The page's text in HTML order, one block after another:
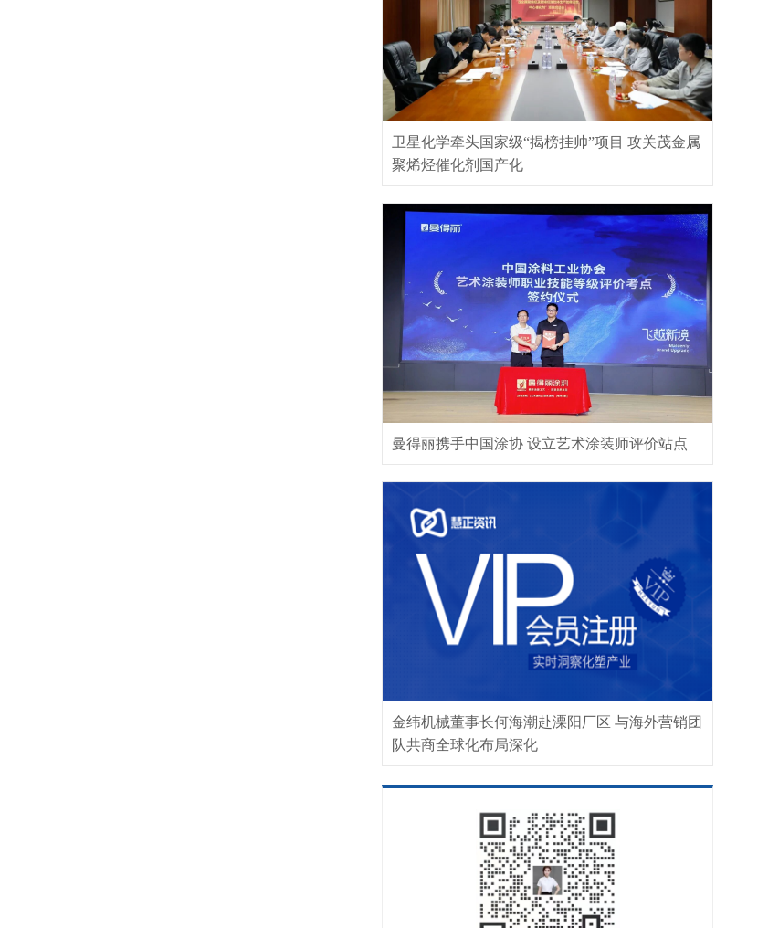
卫星化学牵头国家级“揭榜挂帅”项目 攻关茂金属
聚烯烃催化剂国产化
曼得丽携手中国涂协 设立艺术涂装师评价站点
金纬机械董事长何海潮赴溧阳厂区 与海外营销团
队共商全球化布局深化